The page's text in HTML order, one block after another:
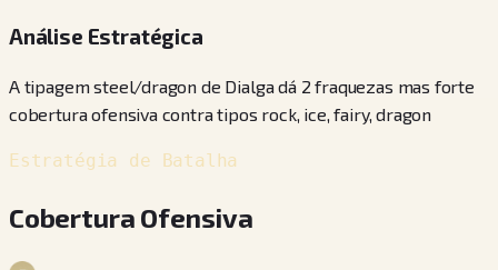
Análise Estratégica
A tipagem steel/dragon de Dialga dá 2 fraquezas mas forte
cobertura ofensiva contra tipos rock, ice, fairy, dragon
Estratégia de Batalha
Cobertura Ofensiva